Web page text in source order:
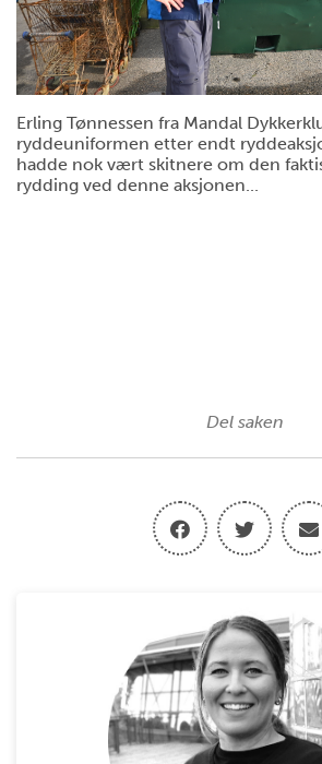
Erling Tønnessen fra Mandal
ryddeuniformen etter endt
hadde nok vært skitnere om den
rydding ved denne aksjonen...
Del saken